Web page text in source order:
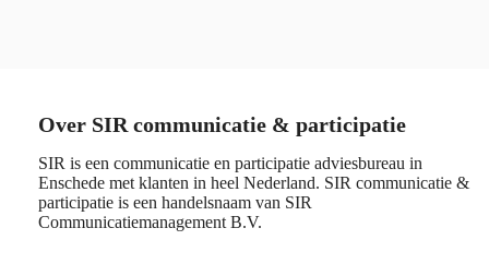
Over SIR communicatie & participatie
SIR is een communicatie en participatie adviesbureau in
Enschede met klanten in heel Nederland. SIR communicatie &
participatie is een handelsnaam van SIR
Communicatiemanagement B.V.